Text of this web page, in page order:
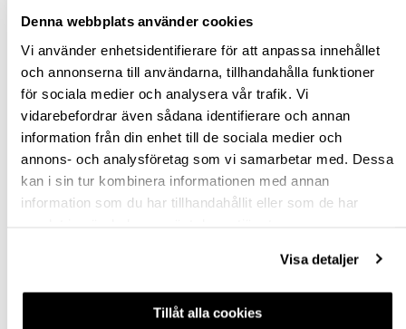
Denna webbplats använder cookies
Vi använder enhetsidentifierare för att anpassa innehållet
och annonserna till användarna, tillhandahålla funktioner
för sociala medier och analysera vår trafik. Vi
vidarebefordrar även sådana identifierare och annan
information från din enhet till de sociala medier och
annons- och analysföretag som vi samarbetar med. Dessa
kan i sin tur kombinera informationen med annan
information som du har tillhandahållit eller som de har
Visa detaljer
Tillåt alla cookies
Jönköping huvudlager Tillfälligt slut i lager online
Jönköping butik Slut i lager
Malmö butik Finns i lager
Stockholm butik Slut i lager
Snabba leveranser